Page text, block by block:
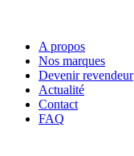
A propos
Nos marques
Devenir revendeur
Actualité
Contact
FAQ